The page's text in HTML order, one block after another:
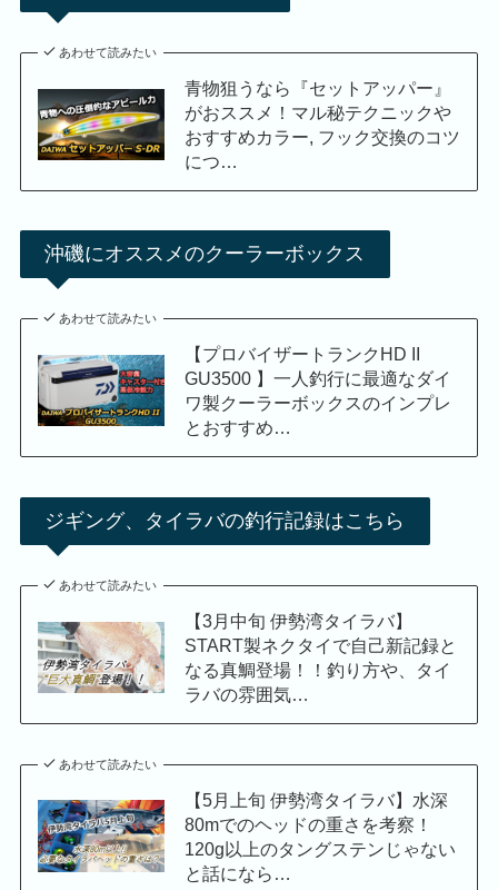
あわせて読みたい
青物狙うなら『セットアッパー』
がおススメ！マル秘テクニックや
おすすめカラー, フック交換のコツ
につ…
沖磯にオススメのクーラーボックス
あわせて読みたい
【プロバイザートランクHD II
GU3500 】一人釣行に最適なダイ
ワ製クーラーボックスのインプレ
とおすすめ…
ジギング、タイラバの釣行記録はこちら
あわせて読みたい
【3月中旬 伊勢湾タイラバ】
START製ネクタイで自己新記録と
なる真鯛登場！！釣り方や、タイ
ラバの雰囲気…
あわせて読みたい
【5月上旬 伊勢湾タイラバ】水深
80mでのヘッドの重さを考察！
120g以上のタングステンじゃない
と話になら…